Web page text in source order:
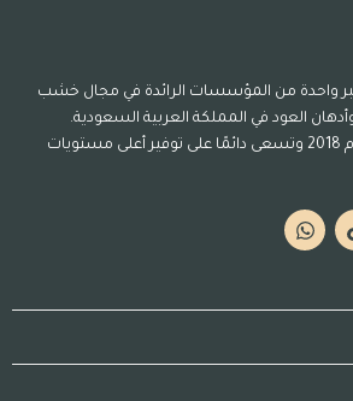
واحدة من المؤسسات الرائدة في مجال خشب
العود في المملكة العربية السعودية.
تأسست المؤسسة في عام 2018 وتسعى دائمًا على توفير أعلى مستويات